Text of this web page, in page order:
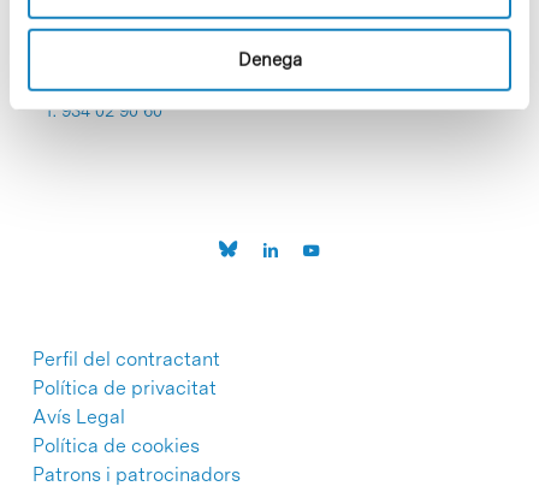
Denega
C/Baldiri Reixac, 4-12 i 15
08028 Barcelona
T. 934 02 90 60
Perfil del contractant
Política de privacitat
Avís Legal
Política de cookies
Patrons i patrocinadors